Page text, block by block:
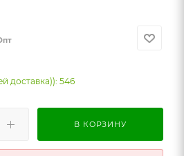
доставка)): 546
В КОРЗИНУ